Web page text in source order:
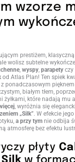
wzorze
prestiżem,
wolisz subtelne
,wyspy,parapety czy
od Atlas Plan! Ten spiek
ponadczasowym
białym tłem,
żyłkami, które nadają mu
, wyróżnia się
„Silk”. W efekcie
a przy tym nie odbija
atmosferę bez efektu
płyty